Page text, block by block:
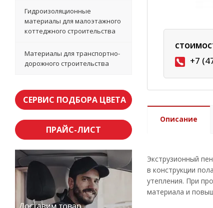
+7
Описание
Экструзионный
в конструкции
утепления. При
материала и
Гидроизоляционные
материалы для малоэтажного
коттеджного строительства
Материалы для транспортно-
дорожного строительства
СЕРВИС ПОДБОРА ЦВЕТА
ПРАЙС-ЛИСТ